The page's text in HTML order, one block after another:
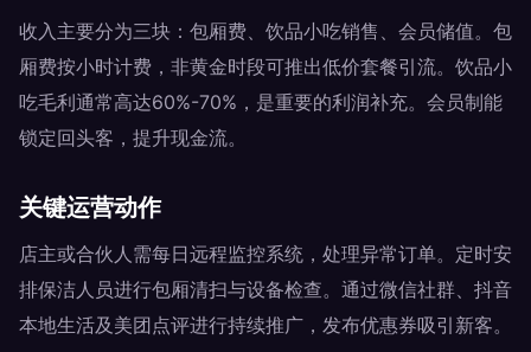
收入主要分为三块：包厢费、饮品小吃销售、会员储值。包
厢费按小时计费，非黄金时段可推出低价套餐引流。饮品小
吃毛利通常高达60%-70%，是重要的利润补充。会员制能
锁定回头客，提升现金流。
关键运营动作
店主或合伙人需每日远程监控系统，处理异常订单。定时安
排保洁人员进行包厢清扫与设备检查。通过微信社群、抖音
本地生活及美团点评进行持续推广，发布优惠券吸引新客。